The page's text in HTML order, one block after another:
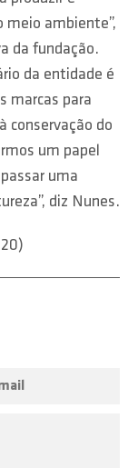
ambiente”,
da fundação.
da entidade é
marcas para
conservação do
um papel
uma
diz Nunes.